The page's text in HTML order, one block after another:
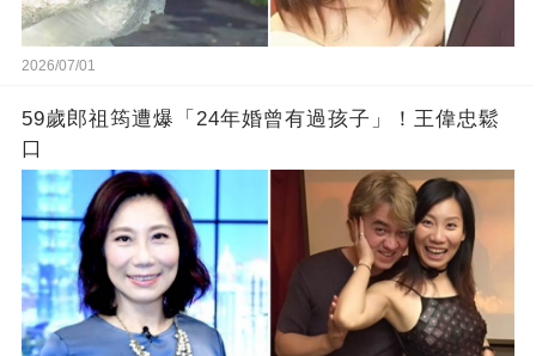
2026/07/01
59歲郎祖筠遭爆「24年婚曾有過孩子」！王偉忠鬆
口